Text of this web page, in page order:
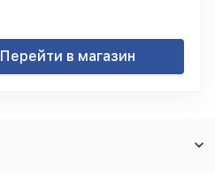
Перейти в магазин